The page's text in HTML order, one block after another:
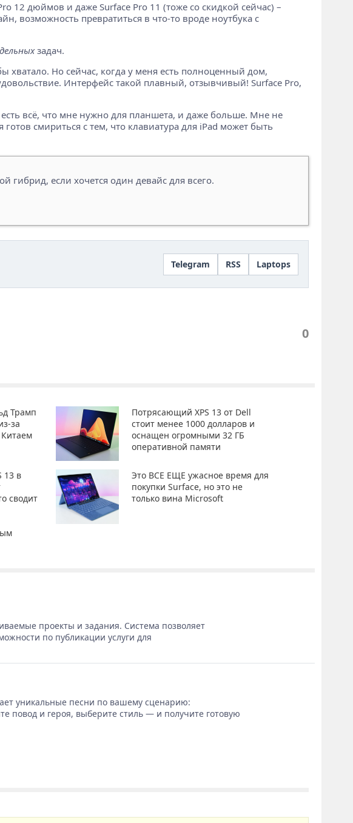
12 дюймов и даже Surface Pro 11 (тоже со скидкой сейчас) –
возможность превратиться в что-то вроде ноутбука с
задач.
хватало. Но сейчас, когда у меня есть полноценный дом,
Интерфейс такой плавный, отзывчивый! Surface Pro,
всё, что мне нужно для планшета, и даже больше. Мне не
смириться с тем, что клавиатура для iPad может быть
гибрид, если хочется один девайс для всего.
Telegram RSS Laptops
0
Трамп
за
Китаем
Потрясающий XPS 13 от Dell
стоит менее 1000 долларов и
оснащен огромными 32 ГБ
оперативной памяти
13 в
сводит
Это ВСЕ ЕЩЕ ужасное время для
покупки Surface, но это не
только вина Microsoft
проекты и задания. Система позволяет
по публикации услуги для
уникальные песни по вашему сценарию:
повод и героя, выберите стиль — и получите готовую